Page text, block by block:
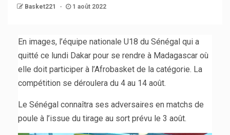
Basket221 1 août 2022
En images, l’équipe nationale U18 du Sénégal qui a
quitté ce lundi Dakar pour se rendre à Madagascar où
elle doit participer à l’Afrobasket de la catégorie. La
compétition se déroulera du 4 au 14 août.
Le Sénégal connaîtra ses adversaires en matchs de
poule à l’issue du tirage au sort prévu le 3 août.